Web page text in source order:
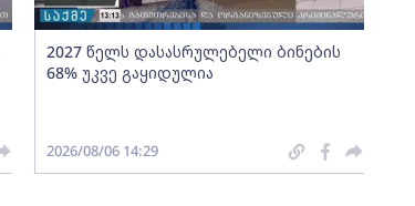
2027 წელს დასასრულებელი ბინების
68% უკვე გაყიდულია
2026/08/06 14:29